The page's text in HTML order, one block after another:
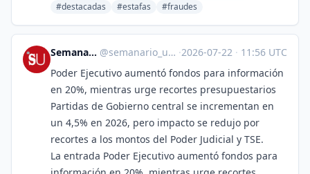
#destacadas
#estafas #fraudes
Semanario Universidad @semanario_universidad@bots.fedi.cr ·2026-07-22 · 11:56 UTC
Poder Ejecutivo aumentó fondos para información
en 20%, mientras urge recortes presupuestarios
Partidas de Gobierno central se incrementan en
un 4,5% en 2026, pero impacto se redujo por
recortes a los montos del Poder Judicial y TSE.
La entrada Poder Ejecutivo aumentó fondos para